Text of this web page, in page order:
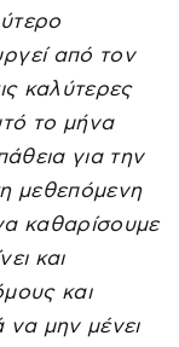
από τον
καλύτερες
το μήνα
για την
μεθεπόμενη
καθαρίσουμε
και
και
να μην μένει